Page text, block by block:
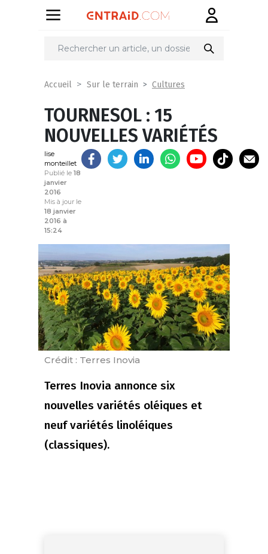
Partager
Accueil Sur le terrain Cultures
TOURNESOL : 15
NOUVELLES VARIÉTÉS
lise
monteillet
Publié le 18
janvier
2016
Mis à jour le
18 janvier
2016 à
15:24
Crédit : Terres Inovia
Terres Inovia annonce six
nouvelles variétés oléiques et
neuf variétés linoléiques
(classiques).